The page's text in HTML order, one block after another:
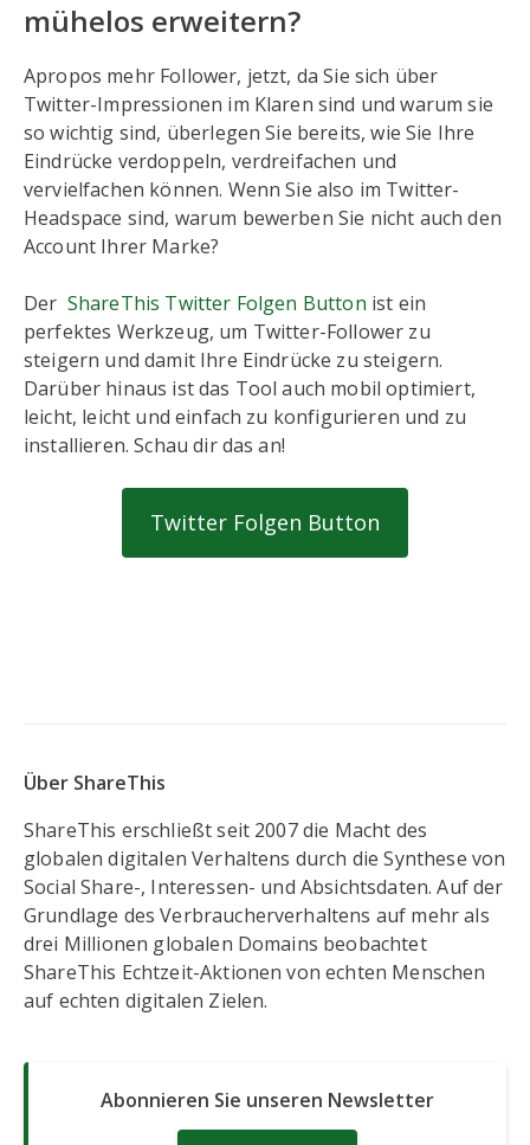
mühelos erweitern?
Apropos mehr Follower, jetzt, da Sie sich über
Twitter-Impressionen im Klaren sind und warum sie
so wichtig sind, überlegen Sie bereits, wie Sie Ihre
Eindrücke verdoppeln, verdreifachen und
vervielfachen können. Wenn Sie also im Twitter-
Headspace sind, warum bewerben Sie nicht auch den
Account Ihrer Marke?
Der ShareThis Twitter Folgen Button ist ein
perfektes Werkzeug, um Twitter-Follower zu
steigern und damit Ihre Eindrücke zu steigern.
Darüber hinaus ist das Tool auch mobil optimiert,
leicht, leicht und einfach zu konfigurieren und zu
installieren. Schau dir das an!
Twitter Folgen Button
Über ShareThis
ShareThis erschließt seit 2007 die Macht des
globalen digitalen Verhaltens durch die Synthese von
Social Share-, Interessen- und Absichtsdaten. Auf der
Grundlage des Verbraucherverhaltens auf mehr als
drei Millionen globalen Domains beobachtet
ShareThis Echtzeit-Aktionen von echten Menschen
auf echten digitalen Zielen.
Abonnieren Sie unseren Newsletter